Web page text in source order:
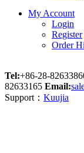
My Account
Login
Register
Order
Tel:+86-28-
82633165 Email:
Support： Kuujia